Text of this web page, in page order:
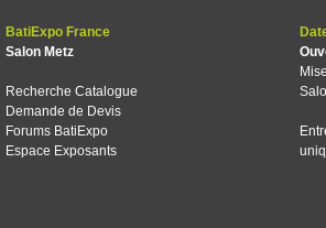
BatiExpo France
Salon Metz
Recherche Catalogue
Demande de Devis
Forums BatiExpo
Espace Exposants